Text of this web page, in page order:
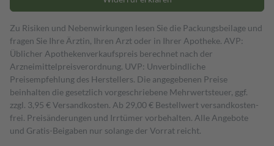
Zu Risiken und Nebenwirkungen lesen Sie die Packungsbeilage und
fragen Sie Ihre Ärztin, Ihren Arzt oder in Ihrer Apotheke. AVP:
Üblicher Apothekenverkaufspreis berechnet nach der
Arzneimittelpreisverordnung. UVP: Unverbindliche
Preisempfehlung des Herstellers. Die angegebenen Preise
beinhalten die gesetzlich vorgeschriebene Mehrwertsteuer, ggf.
zzgl. 3,95 € Versandkosten. Ab 29,00 € Bestell­wert versand­kosten­
frei. Preisänderungen und Irrtümer vorbehalten. Alle Angebote
und Gratis-Beigaben nur solange der Vorrat reicht.